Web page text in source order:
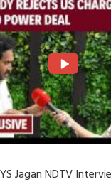
Jagan NDTV